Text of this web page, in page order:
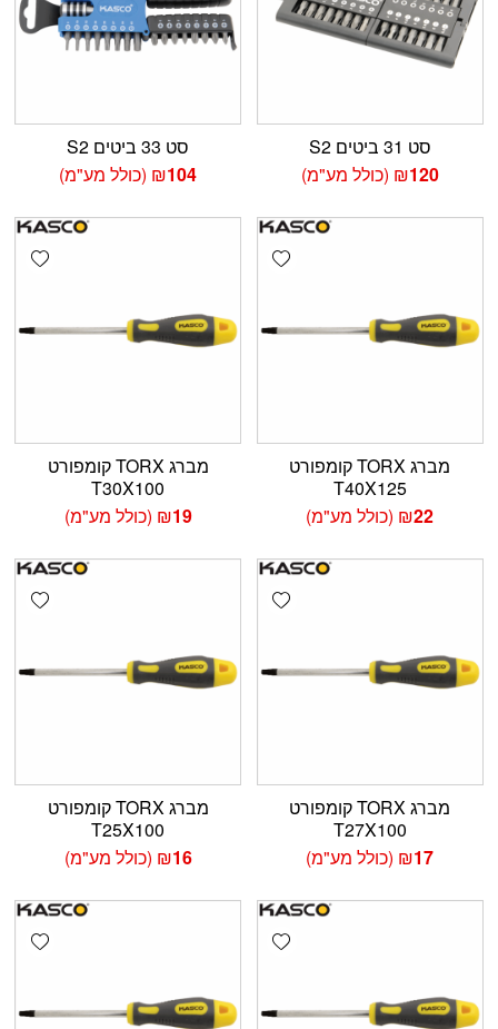
סט 31 ביטים S2
₪120 (כולל מע"מ)
סט 33 ביטים S2
₪104 (כולל מע"מ)
Add wishlist
מברג TORX קומפורט
T40X125
₪22 (כולל מע"מ)
מברג TORX קומפורט
T30X100
₪19 (כולל מע"מ)
Add wishlist
מברג TORX קומפורט
T27X100
₪17 (כולל מע"מ)
מברג TORX קומפורט
T25X100
₪16 (כולל מע"מ)
Add wishlist